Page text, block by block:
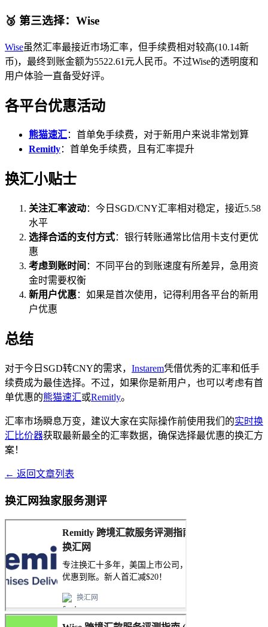
🥉 第三选择：Wise
Wise虽然汇率最接近市场汇率，但手续费相对较高(10.14新
币)，最终到账金额为5522.61元人民币。不过Wise的透明度和
用户体验一直备受好评。
各平台优惠活动
熊猫速汇：首单免手续费，对于新用户来说非常划算
Remitly：首单免手续费，且有汇率提升
换汇小贴士
关注汇率波动：今日SGD/CNY汇率相对稳定，接近5.58
水平
选择合适的支付方式：银行转账通常比信用卡支付更优
惠
考虑到账时间 ：不同平台的到账速度有所差异，急用资
金时需要权衡
新用户优惠：如果是首次使用，记得利用各平台的新用
户优惠
总结
对于今日SGD转CNY的需求， Instarem凭借优秀的汇率和低手
续费成为最佳选择。不过，如果你是新用户，也可以考虑有首
单优惠的熊猫速汇或Remitly。
汇率市场瞬息万变，建议大家在实际操作前使用我们的实时换
汇比价器获取最新最全的汇率数据，确保选择最优惠的换汇方
案！
← 返回文章列表
换汇网独家服务测评